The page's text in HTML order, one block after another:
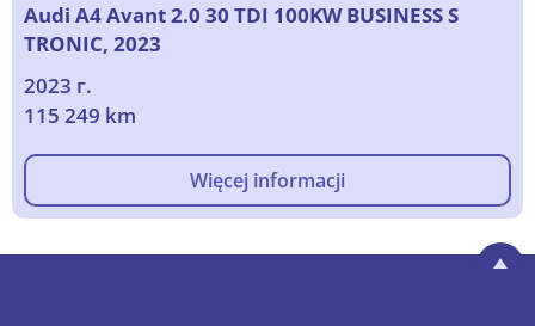
Audi A4 Avant 2.0 30 TDI 100KW BUSINESS S
TRONIC, 2023
2023 г.
115 249 km
Więcej informacji